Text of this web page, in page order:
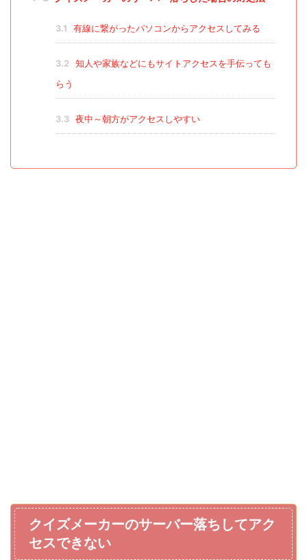
3.1 有線に繋がったパソコンからアクセスしてみる
3.2
知人や家族などにもサイトアクセスを手伝っても
らう
3.3 夜中～朝方がアクセスしやすい
クイズメーカーのサーバー落ちしてアク
セスできない